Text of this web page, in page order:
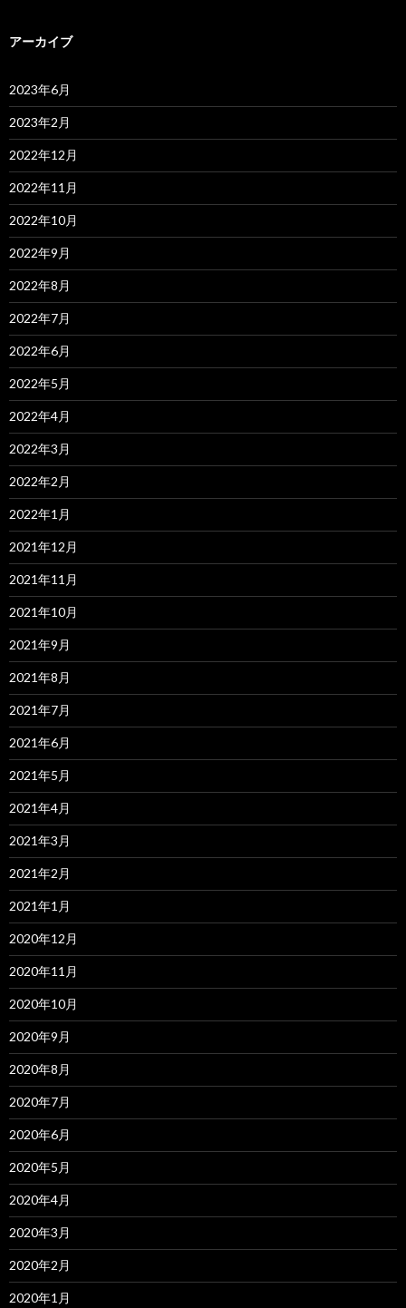
アーカイブ
2023年6月
2023年2月
2022年12月
2022年11月
2022年10月
2022年9月
2022年8月
2022年7月
2022年6月
2022年5月
2022年4月
2022年3月
2022年2月
2022年1月
2021年12月
2021年11月
2021年10月
2021年9月
2021年8月
2021年7月
2021年6月
2021年5月
2021年4月
2021年3月
2021年2月
2021年1月
2020年12月
2020年11月
2020年10月
2020年9月
2020年8月
2020年7月
2020年6月
2020年5月
2020年4月
2020年3月
2020年2月
2020年1月